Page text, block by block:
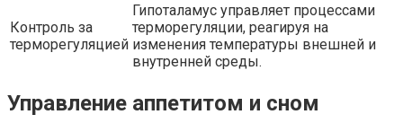
Контроль за
терморегуляцией
Гипоталамус управляет процессами
терморегуляции, реагируя на
изменения температуры внешней и
внутренней среды.
Управление аппетитом и сном